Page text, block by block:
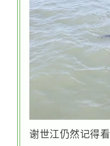
谢世江仍然记得